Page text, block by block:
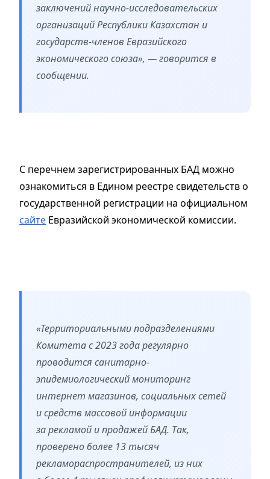
заключений научно-исследовательских
организаций Республики Казахстан и
государств-членов Евразийского
экономического союза», — говорится в
сообщении.
С перечнем зарегистрированных БАД можно
ознакомиться в Едином реестре свидетельств о
государственной регистрации на официальном
сайте Евразийской экономической комиссии.
«Территориальными подразделениями
Комитета с 2023 года регулярно
проводится санитарно-
эпидемиологический мониторинг
интернет магазинов, социальных сетей
и средств массовой информации
за рекламой и продажей БАД. Так,
проверено более 13 тысяч
рекламораспространителей, из них